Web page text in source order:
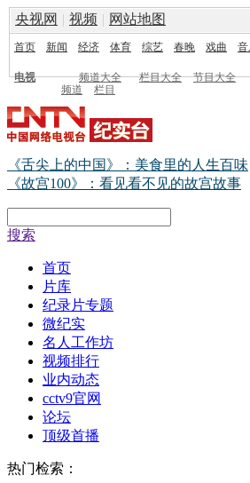
央视网 | 视频 | 网站地图
首页 新闻 经济 体育 综艺 春晚 戏曲
电视 频道大全 栏目大全 节目大全
频道
栏目
《舌尖上的中国》：美食里的人生百味
《故宫100》：看见看不见的故宫故事
搜索
首页
片库
纪录片专题
微纪实
名人工作坊
视频排行
业内动态
cctv9官网
论坛
顶级首播
热门检索：